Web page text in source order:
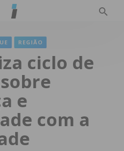
REGIÃO
ciclo de
e
com a